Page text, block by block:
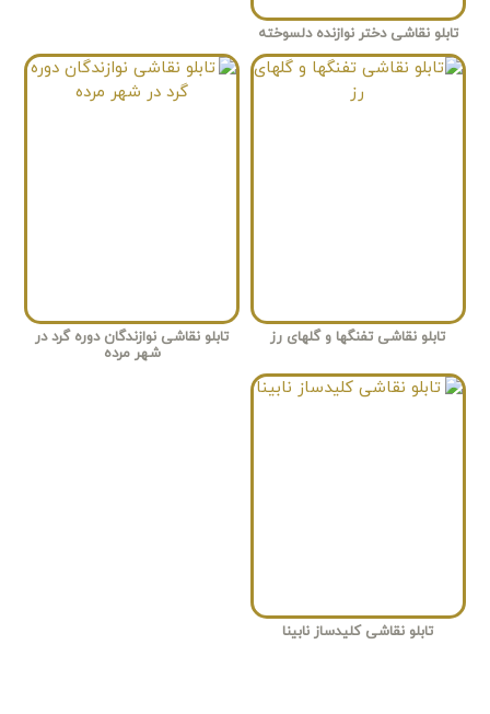
تابلو نقاشی دختر نوازنده دلسوخته
تابلو نقاشی تفنگها و گلهای رز
تابلو نقاشی نوازندگان دوره گرد در
شهر مرده
تابلو نقاشی کلیدساز نابینا